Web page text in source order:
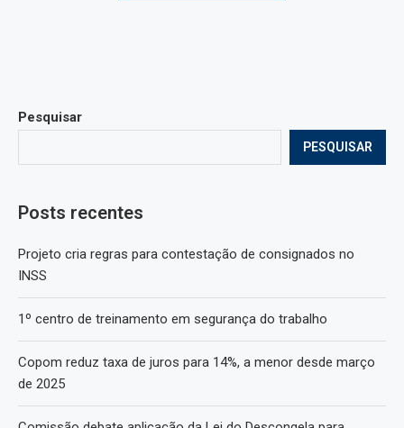
Pesquisar
PESQUISAR
Posts recentes
Projeto cria regras para contestação de consignados no
INSS
1º centro de treinamento em segurança do trabalho
Copom reduz taxa de juros para 14%, a menor desde março
de 2025